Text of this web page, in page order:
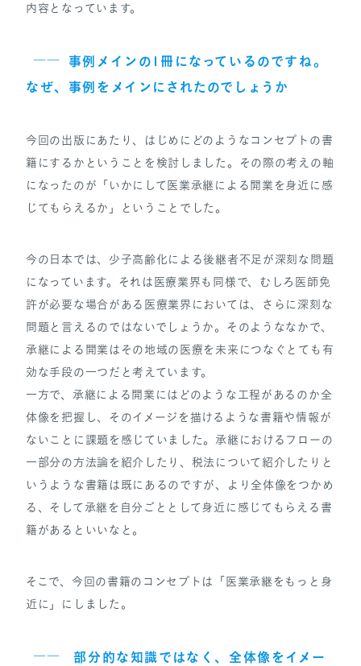
内容となっています。
―― 事例メインの1冊になっているのですね。
なぜ、事例をメインにされたのでしょうか
今回の出版にあたり、はじめにどのようなコンセプトの書
籍にするかということを検討しました。その際の考えの軸
になったのが「いかにして医業承継による開業を身近に感
じてもらえるか」ということでした。
今の日本では、少子高齢化による後継者不足が深刻な問題
になっています。それは医療業界も同様で、むしろ医師免
許が必要な場合がある医療業界においては、さらに深刻な
問題と言えるのではないでしょうか。そのようななかで、
承継による開業はその地域の医療を未来につなぐとても有
効な手段の一つだと考えています。
一方で、承継による開業にはどのような工程があるのか全
体像を把握し、そのイメージを描けるような書籍や情報が
ないことに課題を感じていました。承継におけるフローの
一部分の方法論を紹介したり、税法について紹介したりと
いうような書籍は既にあるのですが、より全体像をつかめ
る、そして承継を自分ごととして身近に感じてもらえる書
籍があるといいなと。
そこで、今回の書籍のコンセプトは「医業承継をもっと身
近に」にしました。
――
部分的な知識ではなく、全体像をイメー